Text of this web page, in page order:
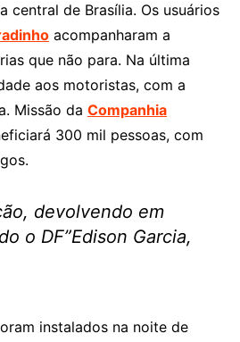
central de Brasília. Os usuários
acompanharam a
que não para. Na última
aos motoristas, com a
Missão da Companhia
300 mil pessoas, com
devolvendo em
o DF”Edison Garcia,
instalados na noite de